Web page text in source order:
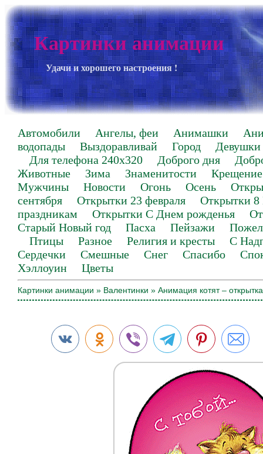
Картинки анимации
Удачи и хорошего настроения !
Автомобили Ангелы, феи Анимашки
водопады
Выздоравливай Город
Девушки
Для телефона 240х320
Доброго дня
Животные
Зима Знаменитости
Крещение
Мужчины
Новости Огонь Осень
сентября
Открытки 23 февраля
Открытки 8
праздникам
Открытки С Днем рожденья
Старый Новый год
Пасха Пейзажи
Птицы
Разное Религия и кресты
С
Сердечки
Смешные Снег Спасибо
Хэллоуин
Цветы
Картинки анимации » Валентинки » Анимация котят – открытка